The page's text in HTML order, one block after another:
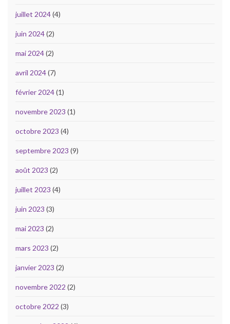
juillet 2024(4)
juin 2024(2)
mai 2024(2)
avril 2024(7)
février 2024(1)
novembre 2023 (1)
octobre 2023 (4)
septembre 2023 (9)
août 2023 (2)
juillet 2023 (4)
juin 2023 (3)
mai 2023 (2)
mars 2023 (2)
janvier 2023 (2)
novembre 2022 (2)
octobre 2022 (3)